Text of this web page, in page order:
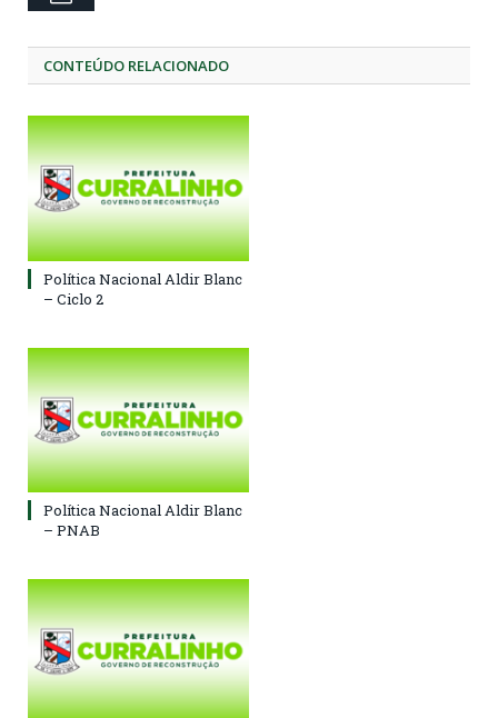
CONTEÚDO RELACIONADO
Política Nacional Aldir Blanc
– Ciclo 2
Política Nacional Aldir Blanc
– PNAB